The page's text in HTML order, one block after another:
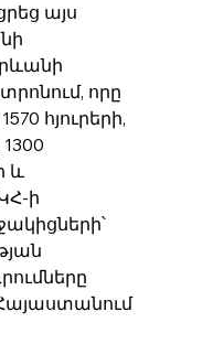
այս
որը
հյուրերի,
և
ի
Հայաստանում